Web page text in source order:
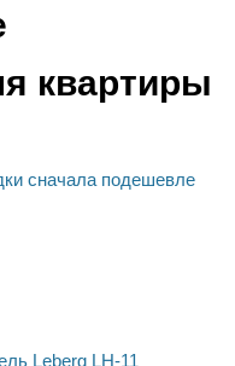
квартиры
сначала подешевле